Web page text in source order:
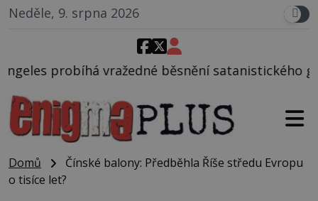
Neděle, 9. srpna 2026
běsnění satanistického gangu vedeného
Domů
Čínské balony: Předběhla Říše středu Evropu
o tisíce let?